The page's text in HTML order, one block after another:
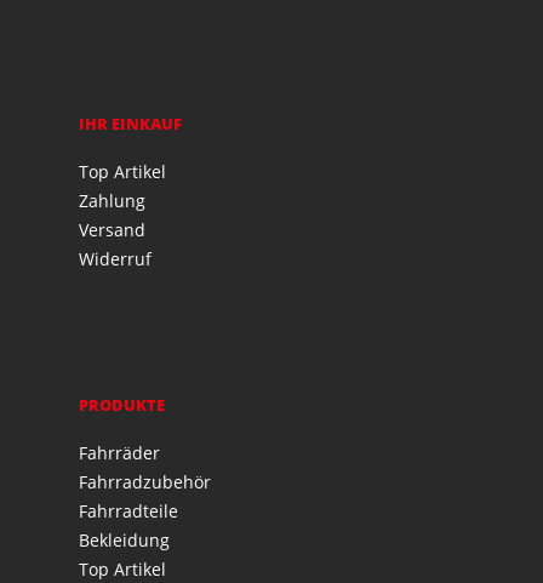
IHR EINKAUF
Top Artikel
Zahlung
Versand
Widerruf
PRODUKTE
Fahrräder
Fahrradzubehör
Fahrradteile
Bekleidung
Top Artikel